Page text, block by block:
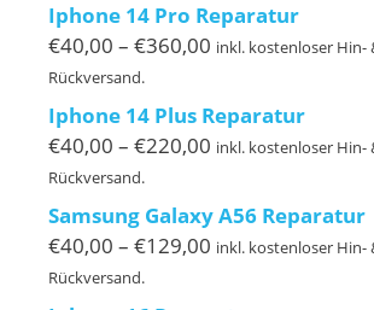
€399,00
Iphone 14 Pro Reparatur
€40,00 – €360,00 Preisspanne:
bis
€360,00
inkl. kostenloser Hin-
Rückversand.
Iphone 14 Plus Reparatur
€40,00 – €220,00 Preisspanne:
bis
€220,00
inkl. kostenloser Hin-
Rückversand.
Samsung Galaxy A56 Reparatur
€40,00 – €129,00 Preisspanne:
inkl. kostenloser Hin-
Rückversand.